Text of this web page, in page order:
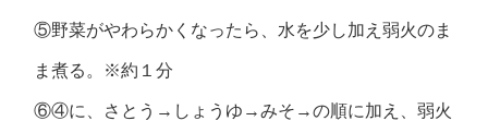
⑤野菜がやわらかくなったら、水を少し加え弱火のま
ま煮る。※約１分
⑥④に、さとう→しょうゆ→みそ→の順に加え、弱火